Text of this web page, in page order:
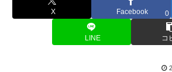
X Facebook 0
LINE コ